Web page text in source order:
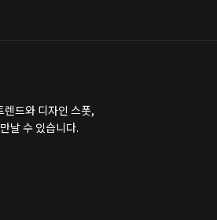
렌드와 디자인 스폿,
날 수 있습니다.